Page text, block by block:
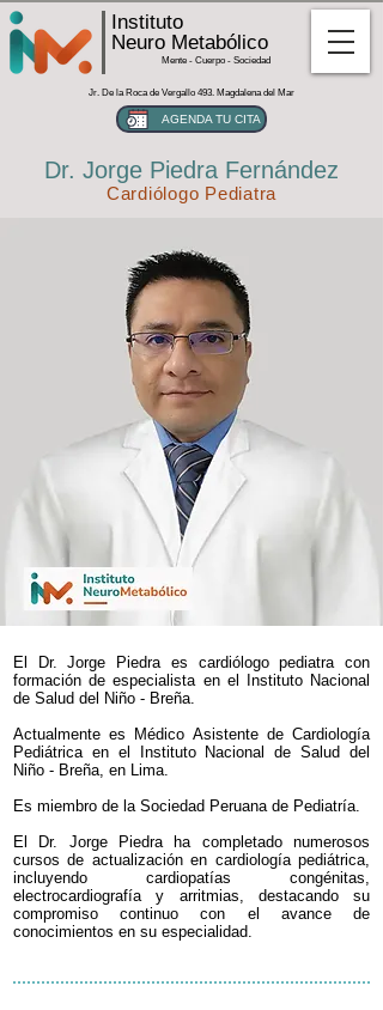
Instituto
Neuro Metabólico
Mente - Cuerpo - Sociedad
AGENDA TU CITA
Jr. De la Roca de Vergallo 493. Magdalena del Mar
Dr. Jorge Piedra Fernández
Cardiólogo Pediatra
El Dr. Jorge Piedra es cardiólogo pediatra con
formación de especialista en el Instituto Nacional
de Salud del Niño - Breña.
Actualmente es Médico Asistente de Cardiología
Pediátrica en el Instituto Nacional de Salud del
Niño - Breña, en Lima.
Es miembro de la Sociedad Peruana de Pediatría.
El Dr. Jorge Piedra ha completado numerosos
cursos de actualización en cardiología pediátrica,
incluyendo cardiopatías congénitas,
electrocardiografía y arritmias, destacando su
compromiso continuo con el avance de
conocimientos en su especialidad.